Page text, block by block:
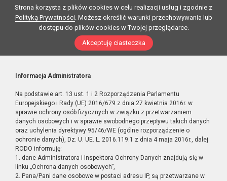
Strona korzysta z plików cookies w celu realizacji usług i zgodnie z
Polityką Prywatności. Możesz określić warunki przechowywania lub
dostępu do plików cookies w Twojej przeglądarce.
Akceptuję ciasteczka
Informacja Administratora
Na podstawie art. 13 ust. 1 i 2 Rozporządzenia Parlamentu
Europejskiego i Rady (UE) 2016/679 z dnia 27 kwietnia 2016r. w
sprawie ochrony osób fizycznych w związku z przetwarzaniem
danych osobowych i w sprawie swobodnego przepływu takich danych
oraz uchylenia dyrektywy 95/46/WE (ogólne rozporządzenie o
ochronie danych), Dz. U. UE. L. 2016.119.1 z dnia 4 maja 2016r., dalej
RODO informuję:
1. dane Administratora i Inspektora Ochrony Danych znajdują się w
linku „Ochrona danych osobowych”,
2. Pana/Pani dane osobowe w postaci adresu IP, są przetwarzane w